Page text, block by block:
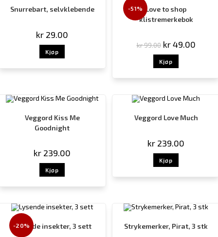
Snurrebart, selvklebende
kr 29.00
Kjøp
-51%
Love to shop
klistremerkebok
kr99.00 kr49.00
Kjøp
Veggord Kiss Me
Goodnight
kr 239.00
Kjøp
Veggord Love Much
kr 239.00
Kjøp
-20%
Lysende insekter, 3 sett Strykemerker, Pirat, 3 stk